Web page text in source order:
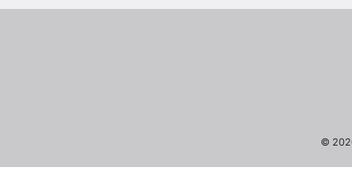
©